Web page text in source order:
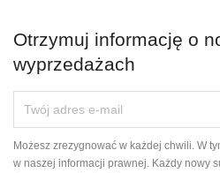
Otrzymuj informację o
wyprzedażach
Możesz zrezygnować w każdej chwili. W
w naszej informacji prawnej. Każdy nowy